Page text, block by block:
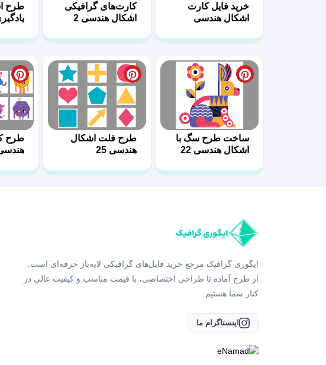
خرید فایل کارت
اشکال هندسی
کارت‌های گرافیکی
اشکال هندسی 2
طرح
ساخت طرح سگ با
اشکال هندسی 22
طرح فلت اشکال
هندسی 25
طرح
هندسی
ایگوری گرافیک مرجع خرید فایل‌های گرافیکی لایه‌باز حرفه‌ای است.
از طرح آماده تا طراحی اختصاصی، با قیمت مناسب و کیفیت عالی در
کنار شما هستیم.
اینستاگرام ما